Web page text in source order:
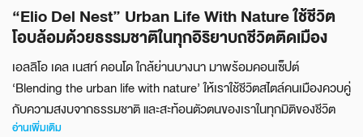
“Elio Del Nest” Urban Life With Nature ใช้ชีวิต
โอบล้อมด้วยธรรมชาติในทุกอิริยาบถชีวิตติดเมือง
เอลลิโอ เดล เนสท์ คอนโด ใกล้ย่านบางนา มาพร้อมคอนเซ็ปต์
‘Blending the urban life with nature’ ให้เราใช้ชีวิตสไตล์คนเมืองควบคู่
กับความสงบจากธรรมชาติ และสะท้อนตัวตนของเราในทุกมิติของชีวิต
อ่านเพิ่มเติม